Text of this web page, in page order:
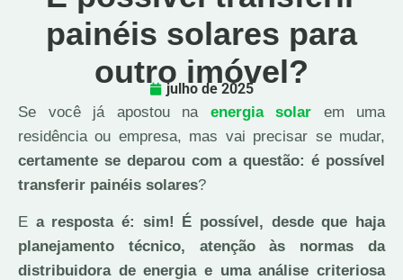
painéis solares para
outro imóvel?
julho de 2025
Se você já apostou na energia solar em uma
residência ou empresa, mas vai precisar se mudar,
certamente se deparou com a questão: é possível
transferir painéis solares?
E a resposta é: sim! É possível, desde que haja
planejamento técnico, atenção às normas da
distribuidora de energia e uma análise criteriosa